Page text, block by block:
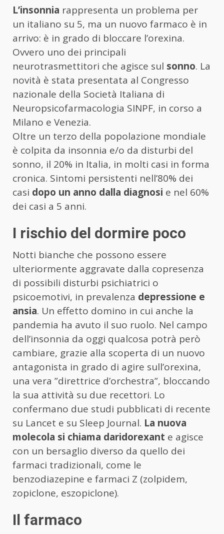
L’insonnia rappresenta un problema per
un italiano su 5, ma un nuovo farmaco è in
arrivo: è in grado di bloccare l’orexina.
Ovvero uno dei principali
neurotrasmettitori che agisce sul sonno. La
novità è stata presentata al Congresso
nazionale della Società Italiana di
Neuropsicofarmacologia SINPF, in corso a
Milano e Venezia.
Oltre un terzo della popolazione mondiale
è colpita da insonnia e/o da disturbi del
sonno, il 20% in Italia, in molti casi in forma
cronica. Sintomi persistenti nell’80% dei
casi dopo un anno dalla diagnosi e nel 60%
dei casi a 5 anni.
I rischio del dormire poco
Notti bianche che possono essere
ulteriormente aggravate dalla copresenza
di possibili disturbi psichiatrici o
psicoemotivi, in prevalenza depressione e
ansia. Un effetto domino in cui anche la
pandemia ha avuto il suo ruolo. Nel campo
dell’insonnia da oggi qualcosa potrà però
cambiare, grazie alla scoperta di un nuovo
antagonista in grado di agire sull’orexina,
una vera ”direttrice d’orchestra”, bloccando
la sua attività su due recettori. Lo
confermano due studi pubblicati di recente
su Lancet e su Sleep Journal. La nuova
molecola si chiama daridorexant e agisce
con un bersaglio diverso da quello dei
farmaci tradizionali, come le
benzodiazepine e farmaci Z (zolpidem,
zopiclone, eszopiclone).
Il farmaco